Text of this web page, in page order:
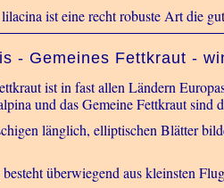
ist eine recht robuste Art die
- Gemeines Fettkraut -
ist in fast allen Ländern
und das Gemeine Fettkraut
länglich, elliptischen Blätter
überwiegend aus kleinsten